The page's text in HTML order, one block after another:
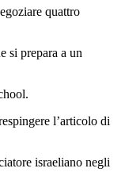
quattro
si prepara a un
l’articolo di
israeliano negli